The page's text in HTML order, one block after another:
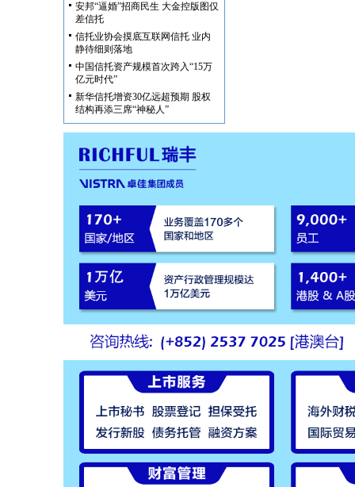
安邦“逼婚”招商民生 大金控版图仅
差信托
信托业协会摸底互联网信托 业内
静待细则落地
中国信托资产规模首次跨入“15万
亿元时代”
新华信托增资30亿远超预期 股权
结构再添三席“神秘人”